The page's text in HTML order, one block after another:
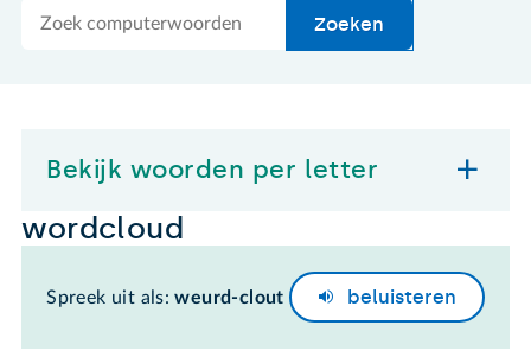
Zoek
Zoeken
Bekijk woorden per letter
wordcloud
Spreek uit als:weurd-clout beluisteren